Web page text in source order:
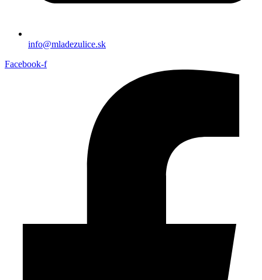
info@mladezulice.sk
Facebook-f